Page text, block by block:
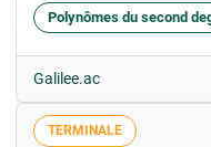
Polynômes du second
Galilee.ac
TERMINALE